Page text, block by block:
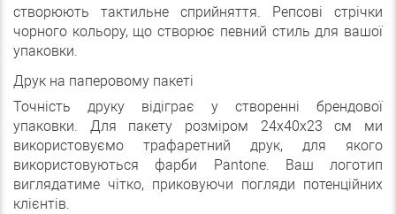
створюють тактильне сприйняття. Репсові стрічки
чорного кольору, що створює певний стиль для вашої
упаковки.
Друк на паперовому пакеті
Точність друку відіграє у створенні брендової
упаковки. Для пакету розміром 24х40х23 см ми
використовуємо трафаретний друк, для якого
використовуються фарби Pantone. Ваш логотип
виглядатиме чітко, приковуючи погляди потенційних
клієнтів.